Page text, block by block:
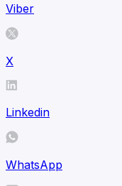
Viber
X
Linkedin
WhatsApp